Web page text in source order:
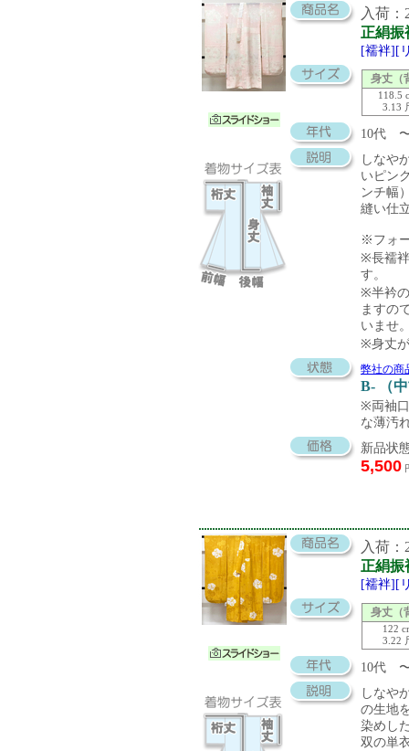
入荷：
正絹振
[襦袢][
身丈（
118.5
3.13
10代
しなや
いピン
ンチ幅
縫い仕
※フォ
※長襦
す。
※半衿
ますの
いませ
※身丈
弊社の商
B- （
※両袖
な薄汚
新品状
5,500
入荷：
正絹振
[襦袢][
身丈（
122
3.22
10代
しなや
の生地
染めし
双の単